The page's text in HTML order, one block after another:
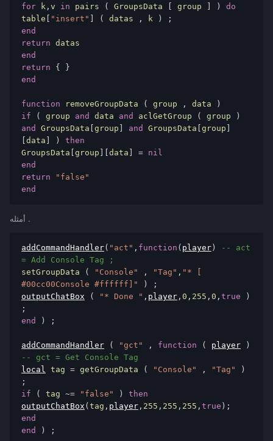
for k , v in pairs ( GroupsData group )
do
table
"insert" ( datas , k )
;
end
return
end
return
{
}
end
function removeGroupData ( group , data
)
if
( group and data and aclGetGroup ( group
)
and
GroupsData group and GroupsData group
data )
then
GroupsData group data = nil
end
return
"false"
end
أمثله .
addCommandHandler( "act" , function ( player )
-- act
= Add Console Tag ;
setGroupData
( "Console" , "Tag" , "* [
#00cc00Console #ffffff]"
)
;
outputChatBox
( "* Done " , player , 0 , 255 , 0 , true
)
;
end
) ;
addCommandHandler ( "gct" , function ( player
)
-- gct = Get Console Tag
local tag = getGroupData ( "Console" , "Tag"
)
;
if
( tag ~= "false" )
then
outputChatBox ( tag , player , 255 , 255 , 255 , true );
end
end
) ;